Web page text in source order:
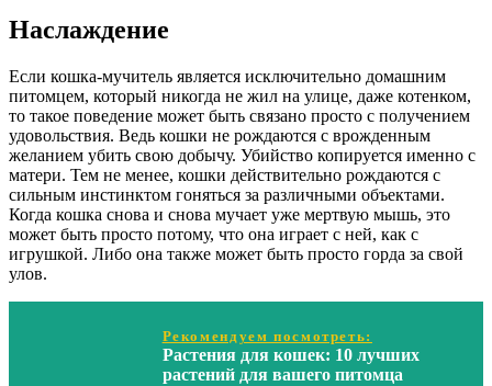
Наслаждение
Если кошка-мучитель является исключительно домашним
питомцем, который никогда не жил на улице, даже котенком,
то такое поведение может быть связано просто с получением
удовольствия. Ведь кошки не рождаются с врожденным
желанием убить свою добычу. Убийство копируется именно с
матери. Тем не менее, кошки действительно рождаются с
сильным инстинктом гоняться за различными объектами.
Когда кошка снова и снова мучает уже мертвую мышь, это
может быть просто потому, что она играет с ней, как с
игрушкой. Либо она также может быть просто горда за свой
улов.
Рекомендуем посмотреть:
Растения для кошек: 10 лучших
растений для вашего питомца